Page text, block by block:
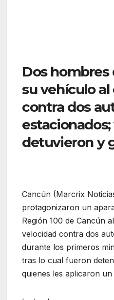
Dos
su vehículo al
contra dos
detuvieron y
Cancún (Marcrix
protagonizaron un
Región 100 de Cancún
velocidad contra dos
durante los primeros
tras lo cual fueron
quienes les aplicaron un